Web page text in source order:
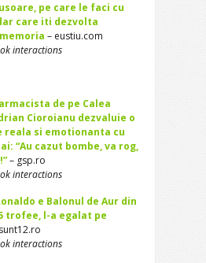
pe care le faci cu
care iti dezvolta
– eustiu.com
interactions
de pe Calea
Cioroianu dezvaluie o
reala si emotionanta cu
“Au cazut bombe, va rog,
– gsp.ro
interactions
e Balonul de Aur din
trofee, l-a egalat pe
interactions